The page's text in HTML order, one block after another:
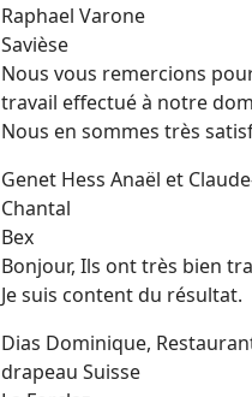
Raphael Varone
Savièse
Nous vous remercions
travail effectué à notre
Nous en sommes très
Genet Hess Anaël et
Chantal
Bex
Bonjour, Ils ont très bien
Je suis content du résultat.
Dias Dominique,
drapeau Suisse